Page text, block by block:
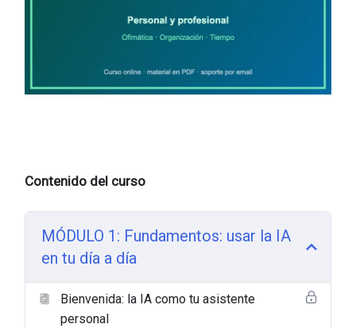
Contenido del curso
MÓDULO 1: Fundamentos: usar la IA
en tu día a día
Bienvenida: la IA como tu asistente
personal